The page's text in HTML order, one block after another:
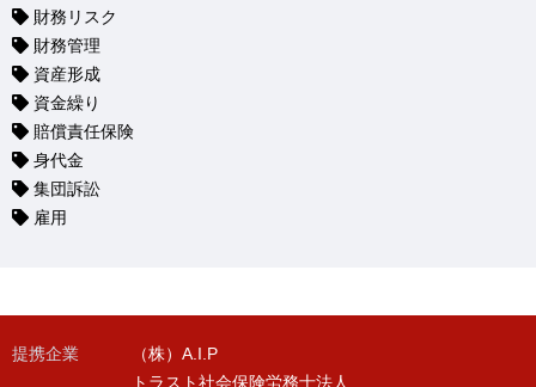
財務リスク
財務管理
資産形成
資金繰り
賠償責任保険
身代金
集団訴訟
雇用
提携企業
（株）A.I.P
トラスト社会保険労務士法人